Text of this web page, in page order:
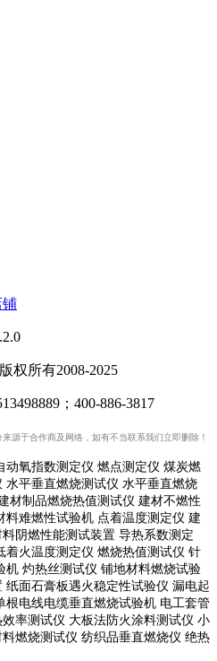
铺
权所有2008-2025
；400-886-3817
源于合作商及网络，如有不当联系我们立即删除！
氧指数测定仪 燃点测定仪 煤炭燃
水平垂直燃烧测试仪 水平垂直燃烧
材制品燃烧热值测试仪 建材不燃性
难燃性试验机 点着温度测定仪 建
阴燃性能测试装置 导热系数测定
火温度测定仪 燃烧热值测试仪 针
灼热丝测试仪 铺地材料燃烧试验
纸面石膏板遇火稳定性试验仪 漏电起
根电线电缆垂直燃烧试验机 电工套管
率测试仪 大板法防火涂料测试仪 小
燃烧测试仪 纺织品垂直燃烧仪 绝热